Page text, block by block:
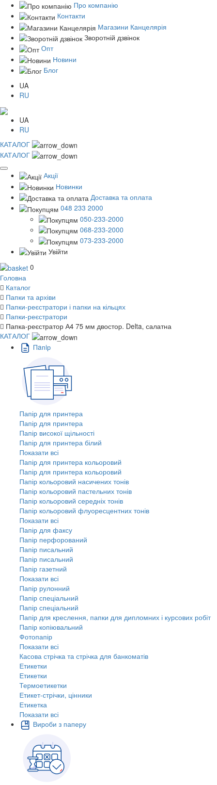
Про компанію
Контакти
Магазини Канцелярія
Зворотній дзвінок
Опт
Новини
Блог
UA
RU
UA
RU
КАТАЛОГ
КАТАЛОГ
Акції
Новинки
Доставка та оплата
048 233 2000
050-233-2000
068-233-2000
073-233-2000
Увійти
0
Головна
Каталог
Папки та архіви
Папки-реєстратори і папки на кільцях
Папки-реєстратори
Папка-реєстратор А4 75 мм двостор. Delta, салатна
КАТАЛОГ
Пaпiр
Папір для принтера
Папір для принтера
Папір високої щільності
Папір для принтера білий
Показати всі
Папір для принтера кольоровий
Папір для принтера кольоровий
Папір кольоровий насичених тонів
Папір кольоровий пастельних тонів
Папір кольоровий середніх тонів
Папір кольоровий флуоресцентних тонів
Показати всі
Папір для факсу
Папір перфорований
Папір писальний
Папір писальний
Папір газетний
Показати всі
Папір рулонний
Папір спеціальний
Папір спеціальний
Папір для креслення, папки для дипломних і курсових робіт
Папір копіювальний
Фотопапір
Показати всі
Касова стрічка та стрічка для банкоматів
Етикетки
Етикетки
Термоетикетки
Етикет-стрічки, цінники
Етикетка
Показати всі
Вироби з паперу